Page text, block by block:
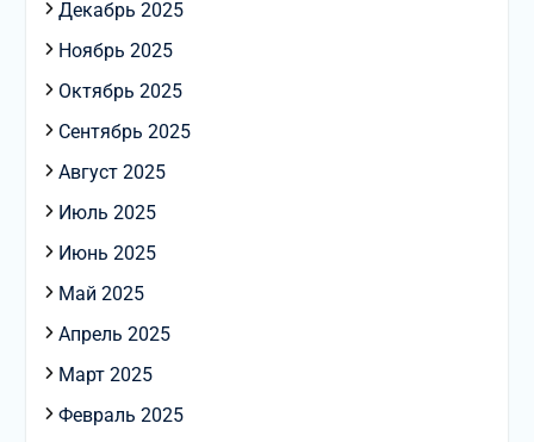
Декабрь 2025
Ноябрь 2025
Октябрь 2025
Сентябрь 2025
Август 2025
Июль 2025
Июнь 2025
Май 2025
Апрель 2025
Март 2025
Февраль 2025